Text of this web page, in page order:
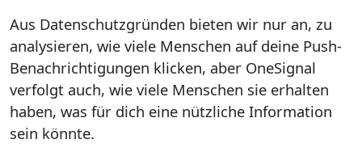
Aus Datenschutzgründen bieten wir nur an, zu
analysieren, wie viele Menschen auf deine Push-
Benachrichtigungen klicken, aber OneSignal
verfolgt auch, wie viele Menschen sie erhalten
haben, was für dich eine nützliche Information
sein könnte.